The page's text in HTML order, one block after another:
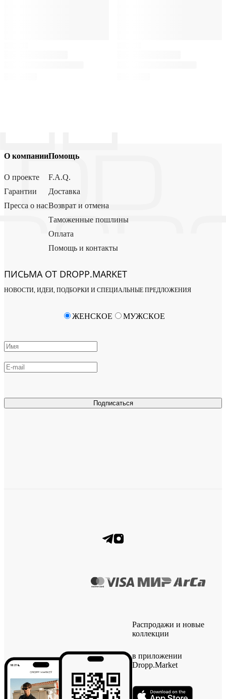
О компании
О проекте
Гарантии
Пресса о нас
Помощь
F.A.Q.
Доставка
Возврат и отмена
Таможенные пошлины
Оплата
Помощь и контакты
ПИСЬМА ОТ DROPP.MARKET
НОВОСТИ, ИДЕИ, ПОДБОРКИ И СПЕЦИАЛЬНЫЕ ПРЕДЛОЖЕНИЯ
Подписаться
ЖЕНСКОЕ МУЖСКОЕ
Распродажи и новые
коллекции
в приложении
Dropp.Market